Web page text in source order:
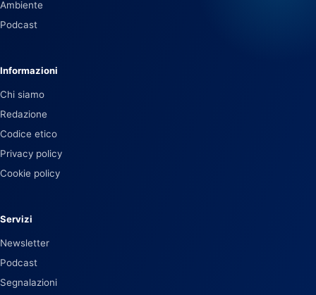
Ambiente
Podcast
Informazioni
Chi siamo
Redazione
Codice etico
Privacy policy
Cookie policy
Servizi
Newsletter
Podcast
Segnalazioni